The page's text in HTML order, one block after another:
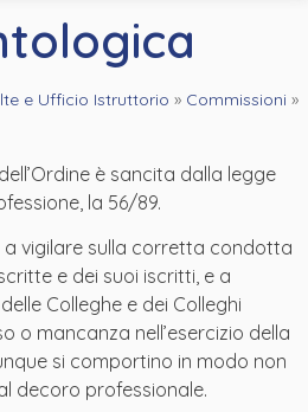
e Ufficio Istruttorio » Commissioni »
è sancita dalla legge
la 56/89.
a vigilare sulla corretta condotta
e dei suoi iscritti, e a
Colleghe e dei Colleghi
o mancanza nell’esercizio della
si comportino in modo non
decoro professionale.